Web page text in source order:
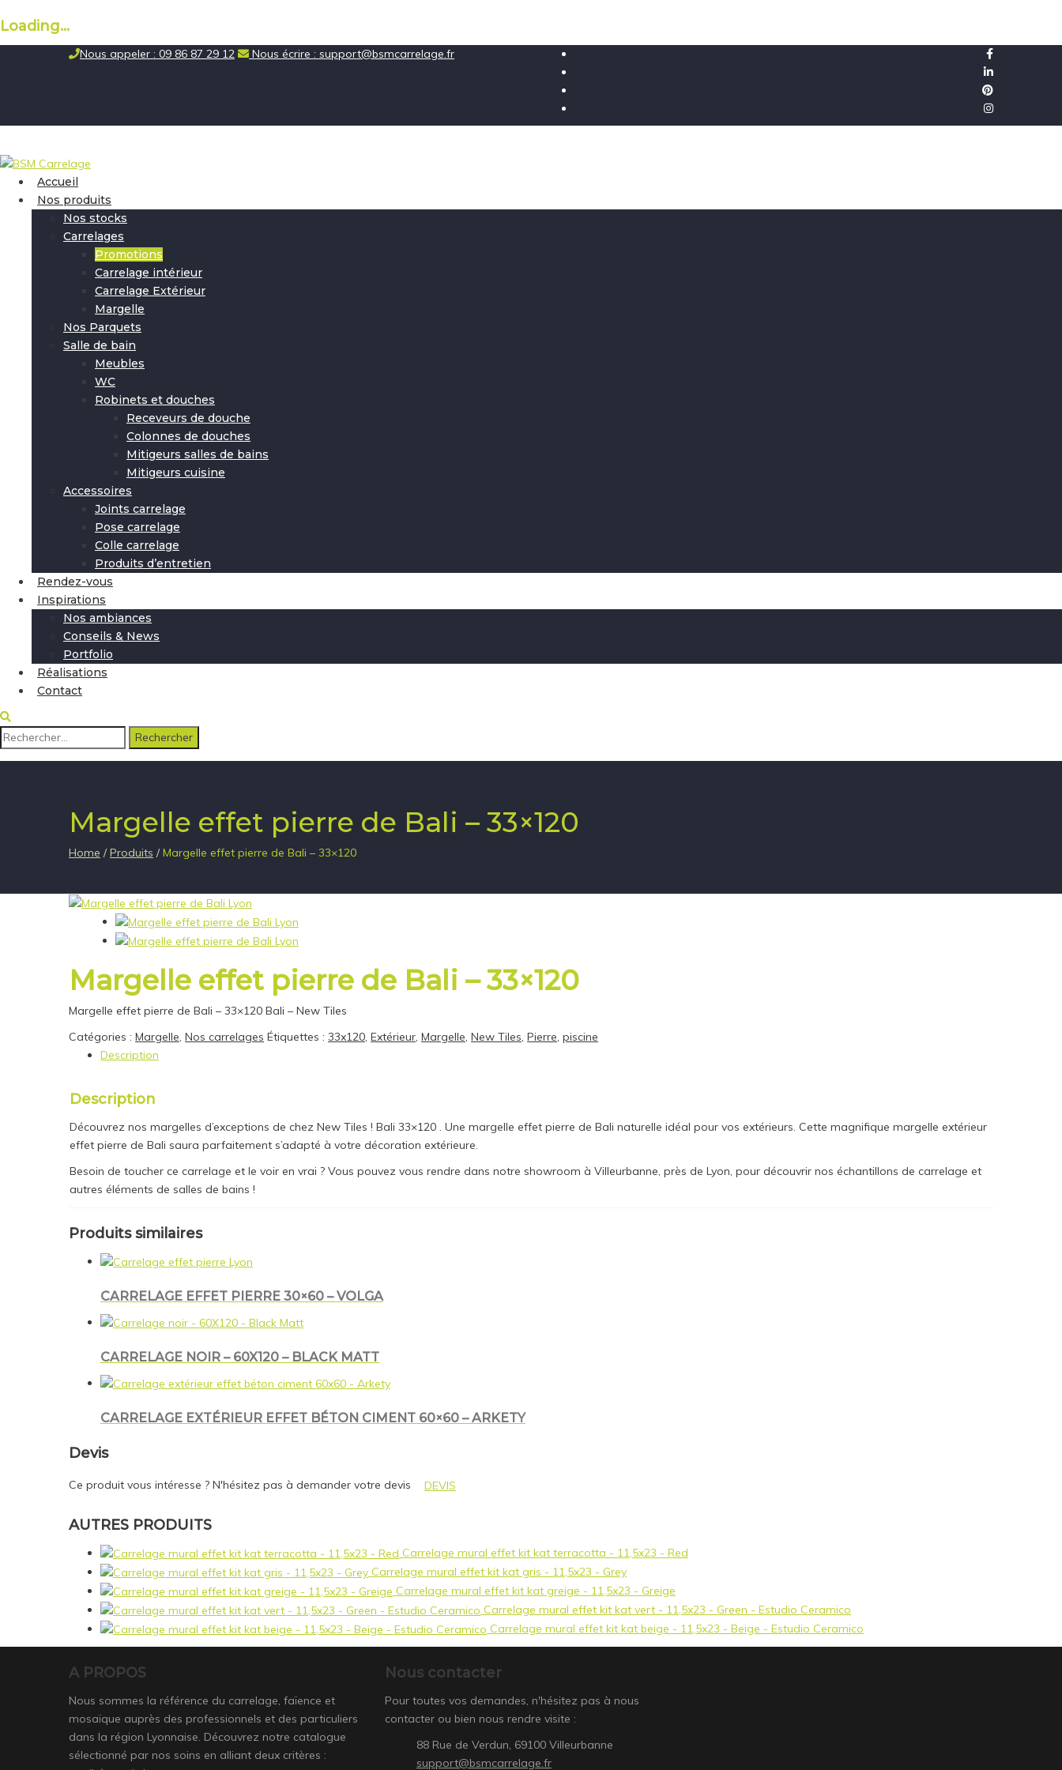
Loading...
Nous appeler : 09 86 87 29 12 Nous écrire : support@bsmcarrelage.fr
Accueil
Nos produits
Nos stocks
Carrelages
Promotions
Carrelage intérieur
Carrelage Extérieur
Margelle
Nos Parquets
Salle de bain
Meubles
WC
Robinets et douches
Receveurs de douche
Colonnes de douches
Mitigeurs salles de bains
Mitigeurs cuisine
Accessoires
Joints carrelage
Pose carrelage
Colle carrelage
Produits d’entretien
Rendez-vous
Inspirations
Nos ambiances
Conseils & News
Portfolio
Réalisations
Contact
Rechercher :
Margelle effet pierre de Bali – 33×120
Home / Produits / Margelle effet pierre de Bali – 33×120
Margelle effet pierre de Bali – 33×120
Margelle effet pierre de Bali – 33×120 Bali – New Tiles
Catégories : Margelle, Nos carrelages Étiquettes : 33x120, Extérieur, Margelle, New Tiles, Pierre, piscine
Description
Description
Découvrez nos margelles d’exceptions de chez New Tiles ! Bali 33×120 . Une margelle effet pierre de Bali naturelle idéal pour vos extérieurs. Cette magnifique margelle extérieur
effet pierre de Bali saura parfaitement s’adapté à votre décoration extérieure.
Besoin de toucher ce carrelage et le voir en vrai ? Vous pouvez vous rendre dans notre showroom à Villeurbanne, près de Lyon, pour découvrir nos échantillons de carrelage et
autres éléments de salles de bains !
Produits similaires
CARRELAGE EFFET PIERRE 30×60 – VOLGA
CARRELAGE NOIR – 60X120 – BLACK MATT
CARRELAGE EXTÉRIEUR EFFET BÉTON CIMENT 60×60 – ARKETY
Devis
Ce produit vous intéresse ? N'hésitez pas à demander votre devis DEVIS
AUTRES PRODUITS
Carrelage mural effet kit kat terracotta - 11,5x23 - Red
Carrelage mural effet kit kat gris - 11,5x23 - Grey
Carrelage mural effet kit kat greige - 11,5x23 - Greige
Carrelage mural effet kit kat vert - 11,5x23 - Green - Estudio Ceramico
Carrelage mural effet kit kat beige - 11,5x23 - Beige - Estudio Ceramico
A PROPOS
Nous sommes la référence du carrelage, faïence et
mosaïque auprès des professionnels et des particuliers
dans la région Lyonnaise. Découvrez notre catalogue
sélectionné par nos soins en alliant deux critères :
Nous contacter
Pour toutes vos demandes, n'hésitez pas à nous
contacter ou bien nous rendre visite :
88 Rue de Verdun, 69100 Villeurbanne
support@bsmcarrelage.fr